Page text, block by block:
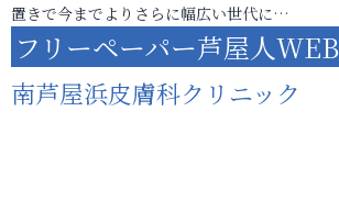
置きで今までよりさらに幅広い世代に…
フリーペーパー芦屋人WEB
南芦屋浜皮膚科クリニック